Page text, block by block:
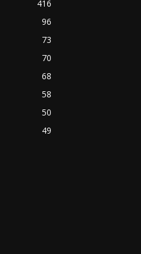
416
96
73
70
68
58
50
49